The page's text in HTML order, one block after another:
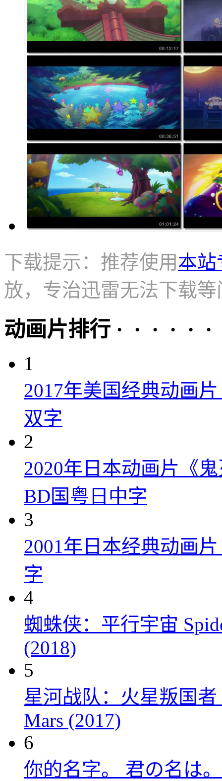
下载提示：推荐使用本站
放，专治迅雷无法下载等
动画片排行 · · · · · ·
1
2017年美国经典动画
双字
2
2020年日本动画片《
BD国粤日中字
3
2001年日本经典动画
字
4
蜘蛛侠：平行宇宙
(2018)
5
星河战队：火星叛国者
Mars (2017)
6
你的名字。 君の名は